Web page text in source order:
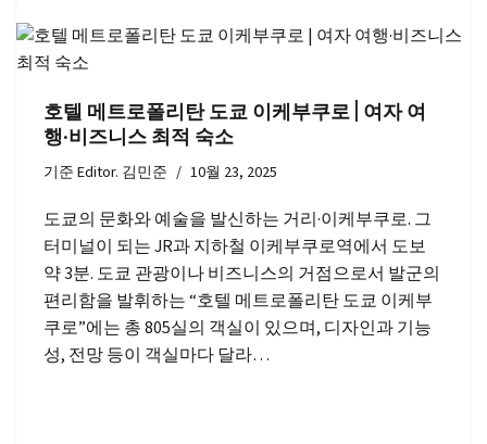
호텔 메트로폴리탄 도쿄 이케부쿠로 | 여자 여
행·비즈니스 최적 숙소
기준Editor. 김민준 10월 23, 2025
도쿄의 문화와 예술을 발신하는 거리·이케부쿠로. 그
터미널이 되는 JR과 지하철 이케부쿠로역에서 도보
약 3분. 도쿄 관광이나 비즈니스의 거점으로서 발군의
편리함을 발휘하는 “호텔 메트로폴리탄 도쿄 이케부
쿠로”에는 총 805실의 객실이 있으며, 디자인과 기능
성, 전망 등이 객실마다 달라…